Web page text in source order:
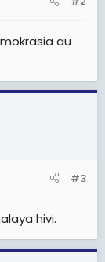
au
#3
hivi.